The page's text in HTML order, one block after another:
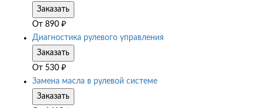
Заказать
От 890 ₽
Диагностика рулевого управления
Заказать
От 530 ₽
Замена масла в рулевой системе
Заказать